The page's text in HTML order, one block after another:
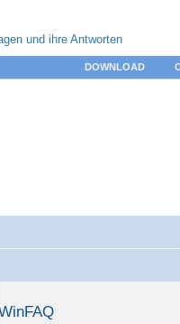
und ihre Antworten
DOWNLOAD